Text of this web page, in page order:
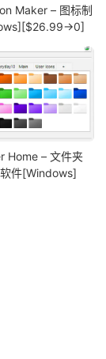
Maker – 图标制
Home – 文件夹
件[Windows]